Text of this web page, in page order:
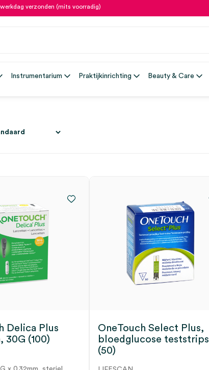
verzonden (mits voorradig)
Instrumentarium Praktijkinrichting Beauty & Care
Delica Plus
30G (100)
OneTouch Select Plus,
bloedglucose teststrips
(50)